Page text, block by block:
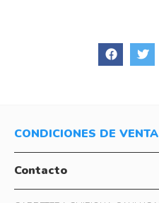
CONDICIONES DE VENTA
Contacto